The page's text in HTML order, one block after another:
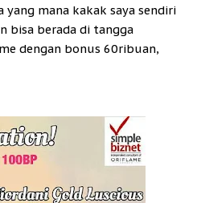
mana kakak saya sendiri
bisa berada di tangga
dengan bonus 60ribuan,